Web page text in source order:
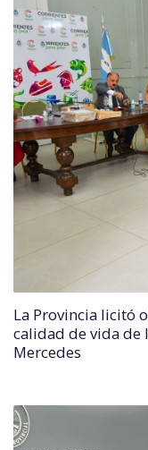
La Provincia licitó
calidad de vida de
Mercedes